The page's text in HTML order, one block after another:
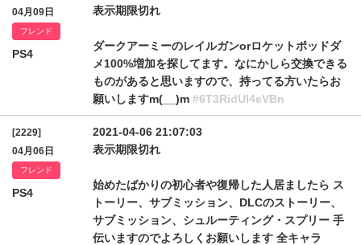
04月09日
フレンド
PS4
表示期限切れ
ダークアーミーのレイルガンorロケットポッドダ
メ100%増加を探してます。なにかしら交換できる
ものがあると思いますので、持ってる方いたらお
願いしますm(__)m #6T3RidUl4eVBn
[2229]
04月06日
フレンド
PS4
2021-04-06 21:07:03
表示期限切れ
始めたばかりの初心者や復帰した人居ましたら ス
トーリー、サブミッション、DLCのストーリー、
サブミッション、シュルーティング・スプリー 手
伝いますのでよろしくお願いします 全キャラ